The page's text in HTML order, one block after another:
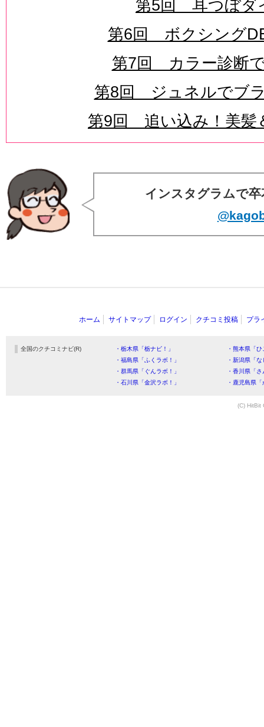
第5回 耳つぼダ
第6回 ボクシング
第7回 カラー診断
第8回 ジュネルでブ
第9回 追い込み！美髪
インスタグラムで
ホーム サイトマップ ログイン クチコミ投稿 プラ
全国のクチコミナビ(R) ・栃木県「栃ナビ！」
・熊本県「
・福島県「ふくラボ！」
・新潟県「
・群馬県「ぐんラボ！」
・香川県「
・石川県「金沢ラボ！」
・鹿児島県
(C) HitBit